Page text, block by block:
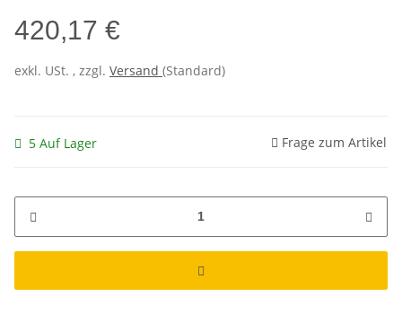
420,17 €
exkl. USt. , zzgl. Versand (Standard)
5 Auf Lager Frage zum Artikel